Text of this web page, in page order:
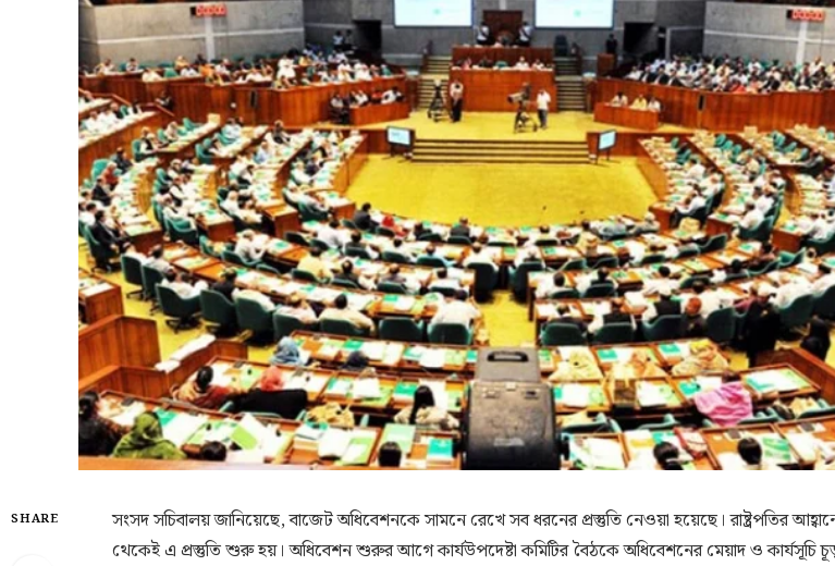
SHARE
সংসদ সচিবালয় জানিয়েছে, বাজেট অধিবেশনকে সামনে রেখে সব ধরনের প্রস্তুতি নেওয়া হয়েছে। রাষ্ট্রপতির
থেকেই এ প্রস্তুতি শুরু হয়। অধিবেশন শুরুর আগে কার্যউপদেষ্টা কমিটির বৈঠকে অধিবেশনের মেয়াদ ও কার্যসূচি